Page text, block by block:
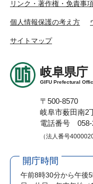
リンク・著作権・免責事
個人情報保護の考え方
サイトマップ
岐阜県庁
GIFU Prefectural
〒500-8570
岐阜市薮田南2
電話番号 058-
（法人番号
開庁時間
午前8時30分から午後